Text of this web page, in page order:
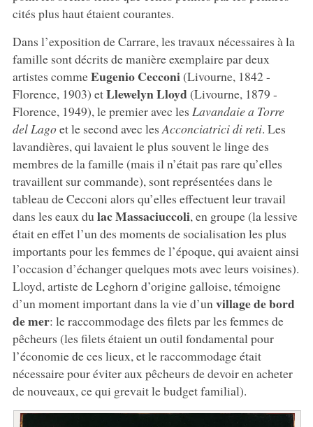
cités plus haut étaient courantes.
Dans l’exposition de Carrare, les travaux nécessaires à la
famille sont décrits de manière exemplaire par deux
artistes commeEugenio Cecconi(Livourne, 1842 -
Florence, 1903) etLlewelyn Lloyd(Livourne, 1879 -
Florence, 1949), le premier avec les Lavandaie a Torre
del Lagoet le second avec les Acconciatrici di reti. Les
lavandières, qui lavaient le plus souvent le linge des
membres de la famille (mais il n’était pas rare qu’elles
travaillent sur commande), sont représentées dans le
tableau de Cecconi alors qu’elles effectuent leur travail
dans les eaux du lac Massaciuccoli, en groupe (la lessive
était en effet l’un des moments de socialisation les plus
importants pour les femmes de l’époque, qui avaient ainsi
l’occasion d’échanger quelques mots avec leurs voisines).
Lloyd, artiste de Leghorn d’origine galloise, témoigne
d’un moment important dans la vie d’un village de bord
de mer: le raccommodage des filets par les femmes de
pêcheurs (les filets étaient un outil fondamental pour
l’économie de ces lieux, et le raccommodage était
nécessaire pour éviter aux pêcheurs de devoir en acheter
de nouveaux, ce qui grevait le budget familial).